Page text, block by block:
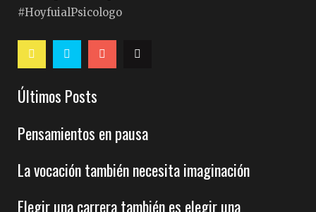
#HoyfuialPsicologo
Últimos Posts
Pensamientos en pausa
La vocación también necesita imaginación
Elegir una carrera también es elegir una